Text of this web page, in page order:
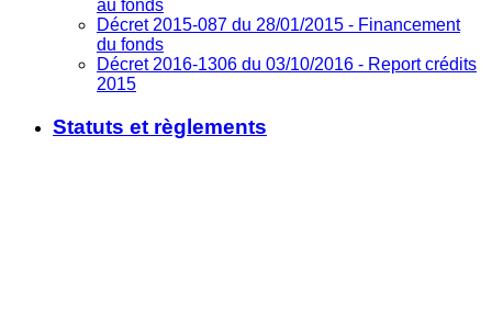
au fonds
Décret 2015-087 du 28/01/2015 - Financement
du fonds
Décret 2016-1306 du 03/10/2016 - Report crédits
2015
Statuts et règlements